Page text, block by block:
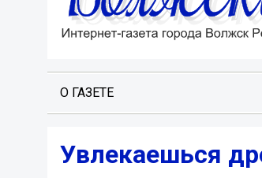
О ГАЗЕТЕ
Увлекаешься